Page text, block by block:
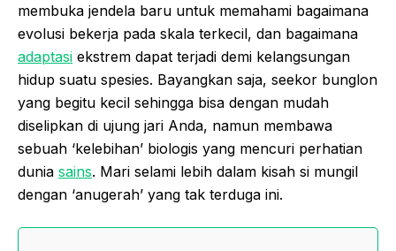
membuka jendela baru untuk memahami bagaimana
evolusi bekerja pada skala terkecil, dan bagaimana
adaptasi ekstrem dapat terjadi demi kelangsungan
hidup suatu spesies. Bayangkan saja, seekor bunglon
yang begitu kecil sehingga bisa dengan mudah
diselipkan di ujung jari Anda, namun membawa
sebuah ‘kelebihan’ biologis yang mencuri perhatian
dunia sains. Mari selami lebih dalam kisah si mungil
dengan ‘anugerah’ yang tak terduga ini.